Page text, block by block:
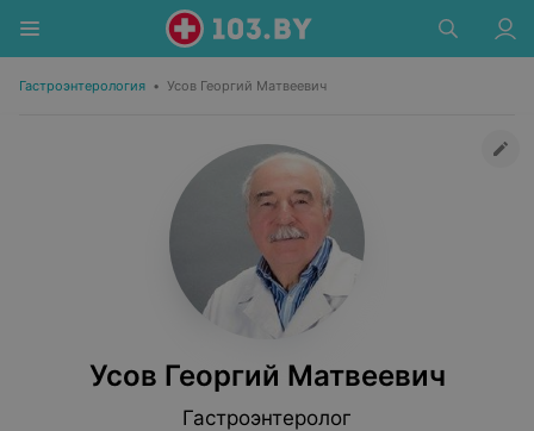
Гастроэнтерология • Усов Георгий Матвеевич
Усов Георгий Матвеевич
Гастроэнтеролог